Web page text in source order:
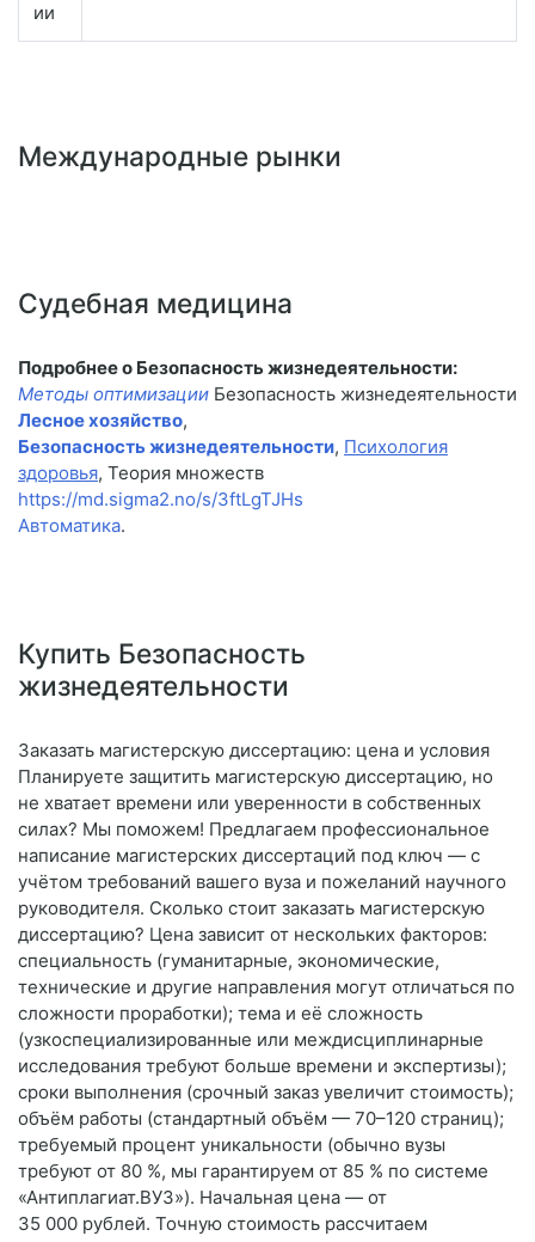
ии
Международные рынки
Судебная медицина
Подробнее о Безопасность жизнедеятельности:
Методы оптимизации Безопасность жизнедеятельности
Лесное хозяйство,
Безопасность жизнедеятельности, Психология
здоровья, Теория множеств
https://md.sigma2.no/s/3ftLgTJHs
Автоматика.
Купить Безопасность
жизнедеятельности
Заказать магистерскую диссертацию: цена и условия
Планируете защитить магистерскую диссертацию, но
не хватает времени или уверенности в собственных
силах? Мы поможем! Предлагаем профессиональное
написание магистерских диссертаций под ключ — с
учётом требований вашего вуза и пожеланий научного
руководителя. Сколько стоит заказать магистерскую
диссертацию? Цена зависит от нескольких факторов:
специальность (гуманитарные, экономические,
технические и другие направления могут отличаться по
сложности проработки); тема и её сложность
(узкоспециализированные или междисциплинарные
исследования требуют больше времени и экспертизы);
сроки выполнения (срочный заказ увеличит стоимость);
объём работы (стандартный объём — 70–120 страниц);
требуемый процент уникальности (обычно вузы
требуют от 80 %, мы гарантируем от 85 % по системе
«Антиплагиат.ВУЗ»). Начальная цена — от
35 000 рублей. Точную стоимость рассчитаем